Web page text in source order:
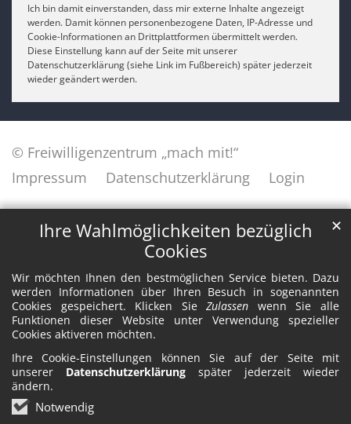
Ihre Wahlmöglichkeiten bezüglich
Cookies
Wir möchten Ihnen den bestmöglichen Service bieten. Dazu
werden Informationen über Ihren Besuch in sogenannten
Cookies gespeichert. Klicken SieZulassen wenn Sie alle
Funktionen dieser Website unter Verwendung spezieller
Cookies aktiveren möchten.
Ihre Cookie-Einstellungen können Sie auf der Seite mit
unserer Datenschutzerklärung später jederzeit wieder
ändern.
Notwendig
✕
Ich bin damit einverstanden, dass mir externe Inhalte angezeigt
werden. Damit können personenbezogene Daten, IP-Adresse und
Cookie-Informationen an Drittplattformen übermittelt werden.
Diese Einstellung kann auf der Seite mit unserer
Datenschutzerklärung (siehe Link im Fußbereich) später jederzeit
wieder geändert werden.
© Freiwilligenzentrum „mach mit!“
Impressum
Datenschutzerklärung Login